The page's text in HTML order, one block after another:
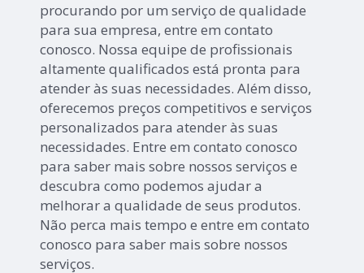
procurando por um serviço de qualidade
para sua empresa, entre em contato
conosco. Nossa equipe de profissionais
altamente qualificados está pronta para
atender às suas necessidades. Além disso,
oferecemos preços competitivos e serviços
personalizados para atender às suas
necessidades. Entre em contato conosco
para saber mais sobre nossos serviços e
descubra como podemos ajudar a
melhorar a qualidade de seus produtos.
Não perca mais tempo e entre em contato
conosco para saber mais sobre nossos
serviços.